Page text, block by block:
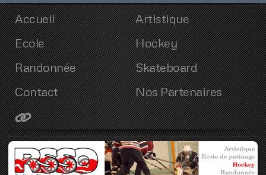
Accueil
Artistique
Ecole
Hockey
Randonnée
Skateboard
Contact
Nos Partenaires